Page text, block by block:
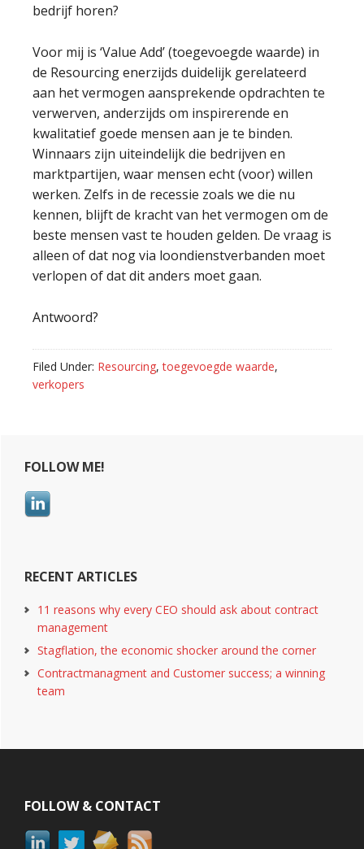
bedrijf horen?
Voor mij is ‘Value Add’ (toegevoegde waarde) in
de Resourcing enerzijds duidelijk gerelateerd
aan het vermogen aansprekende opdrachten te
verwerven, anderzijds om inspirerende en
kwalitatief goede mensen aan je te binden.
Winnaars zijn uiteindelijk die bedrijven en
marktpartijen, waar mensen echt (voor) willen
werken. Zelfs in de recessie zoals we die nu
kennen, blijft de kracht van het vermogen om de
beste mensen vast te houden gelden. De vraag is
alleen of dat nog via loondienstverbanden moet
verlopen of dat dit anders moet gaan.
Antwoord?
Filed Under: Resourcing,toegevoegde waarde,
verkopers
Primary
Sidebar
FOLLOW ME!
RECENT ARTICLES
11 reasons why every CEO should ask about contract
management
Stagflation, the economic shocker around the corner
Contractmanagment and Customer success; a winning
team
FOLLOW & CONTACT